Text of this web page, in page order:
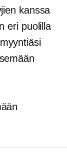
kanssa
eri puolilla